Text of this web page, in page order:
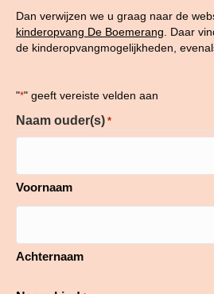
Dan verwijzen we u graag naar de
kinderopvang De Boemerang. Daar
de kinderopvangmogelijkheden,
"*" geeft vereiste velden aan
Naam ouder(s) *
Voornaam
Achternaam